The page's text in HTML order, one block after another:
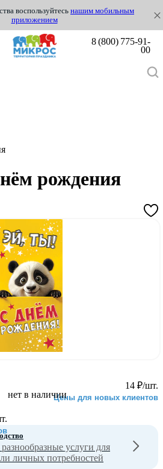
воспользуйтесь нашим мобильным
приложением
8 (800) 775-91-
00
рождения
14 ₽/шт.
Цены для новых клиентов
нет в наличии
услуги для
личных потребностей